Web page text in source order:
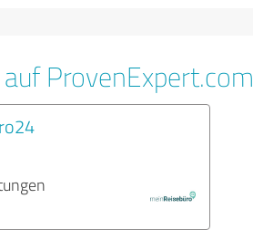
ProvenExpert.com